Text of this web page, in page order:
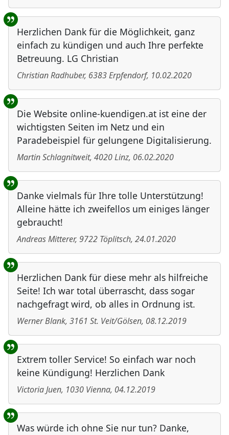
Herzlichen Dank für die Möglichkeit, ganz
einfach zu kündigen und auch Ihre perfekte
Betreuung. LG Christian
Christian Radhuber, 6383Erpfendorf, 10.02.2020
Die Website online-kuendigen.at ist eine der
wichtigsten Seiten im Netz und ein
Paradebeispiel für gelungene Digitalisierung.
Martin Schlagnitweit, 4020Linz, 06.02.2020
Danke vielmals für Ihre tolle Unterstützung!
Alleine hätte ich zweifellos um einiges länger
gebraucht!
Andreas Mitterer, 9722 Töplitsch, 24.01.2020
Herzlichen Dank für diese mehr als hilfreiche
Seite! Ich war total überrascht, dass sogar
nachgefragt wird, ob alles in Ordnung ist.
Werner Blank, 3161 St. Veit/Gölsen, 08.12.2019
Extrem toller Service! So einfach war noch
keine Kündigung! Herzlichen Dank
Victoria Juen, 1030 Vienna, 04.12.2019
Was würde ich ohne Sie nur tun? Danke,